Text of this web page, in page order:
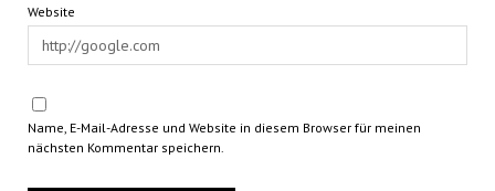
Website
Name, E-Mail-Adresse und Website in diesem Browser für meinen
nächsten Kommentar speichern.